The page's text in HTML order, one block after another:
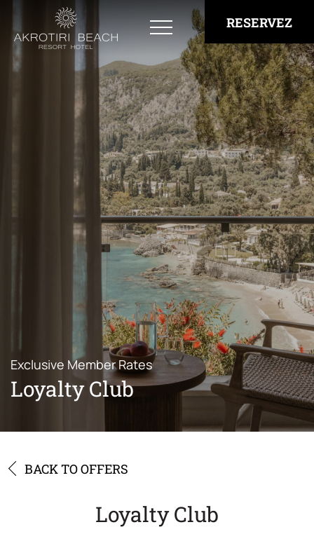
Chambres & Suites
Bay View Rooms
Superior East Side Rooms - Open Sea View
Superior West Side Rooms - Bay View
Private Deck Rooms with Jacuzzi
Family Rooms
“Panorama” Suite
Restaurants et Bars
Emplacement
Galerie
Contact
RESERVEZ
Exclusive Member Rates
Loyalty Club
BACK TO OFFERS
Loyalty Club